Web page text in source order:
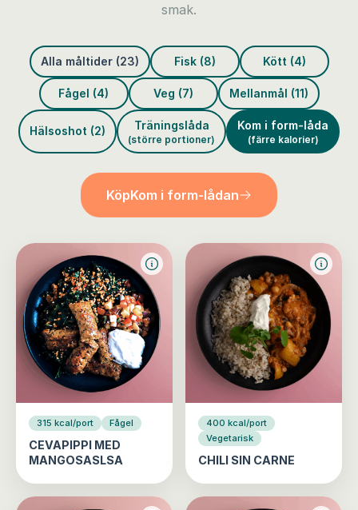
smak.
Alla måltider (23) Fisk (8) Kött (4)
Fågel (4) Veg (7) Mellanmål (11)
Hälsoshot (2) Träningslåda
(större portioner)
Kom i form-låda
(färre kalorier)
KöpKom i form-lådan
315 kcal/port Fågel
CEVAPIPPI MED
MANGOSASLSA
400 kcal/port
Vegetarisk
CHILI SIN CARNE